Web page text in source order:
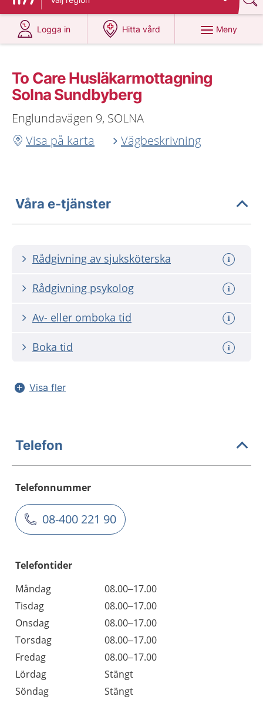
Logga in
på 1177.se
Hitta vård
på 1177.se
Meny
To Care Husläkarmottagning
Solna Sundbyberg
Englundavägen 9, SOLNA
Visa på karta
Vägbeskrivning
Våra e-tjänster
Rådgivning av sjuksköterska
Rådgivning psykolog
Av- eller omboka tid
Boka tid
Visa fler
Telefon
Telefonnummer
08-400 221 90
Telefontider
Måndag
08.00–17.00
Tisdag
08.00–17.00
Onsdag
08.00–17.00
Torsdag
08.00–17.00
Fredag
08.00–17.00
Lördag
Stängt
Söndag
Stängt